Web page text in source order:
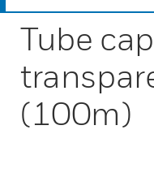
Tube
(100m)